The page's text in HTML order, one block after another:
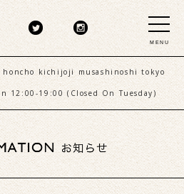
MENU
honcho kichijoji musashinoshi tokyo
12:00-19:00 (Closed On Tuesday)